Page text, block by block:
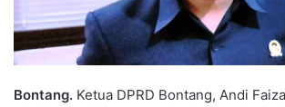
Bontang. Ketua DPRD Bontang, Andi